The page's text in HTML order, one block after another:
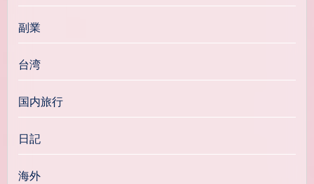
副業
台湾
国内旅行
日記
海外